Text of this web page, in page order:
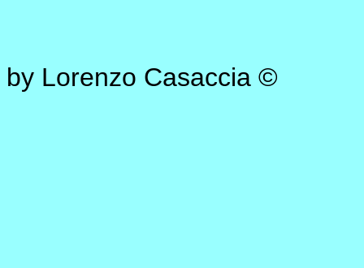
by Lorenzo Casaccia ©